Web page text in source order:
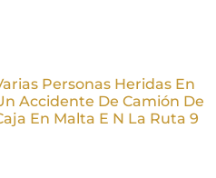
Personas Heridas En
Accidente De Camión De
En Malta E N La Ruta 9